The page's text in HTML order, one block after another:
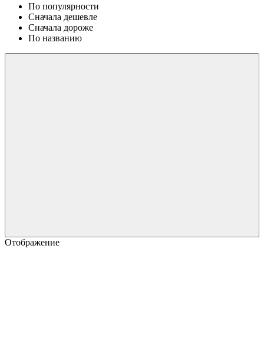
По популярности
Сначала дешевле
Сначала дороже
По названию
Отображение